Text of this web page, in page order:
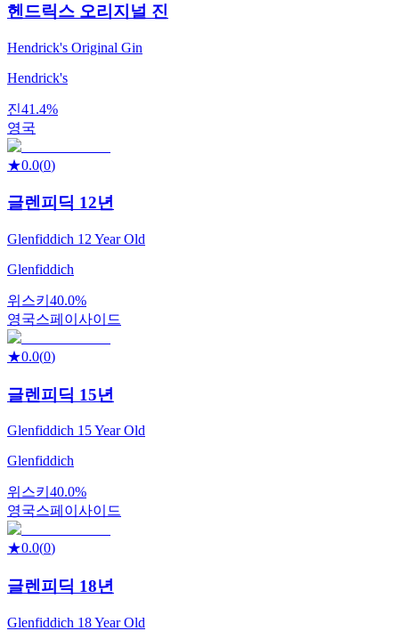
헨드릭스 오리지널 진
Hendrick's Original Gin
Hendrick's
진41.4%
영국
★0.0(0)
글렌피딕 12년
Glenfiddich 12 Year Old
Glenfiddich
위스키 40.0%
영국스페이사이드
★0.0(0)
글렌피딕 15년
Glenfiddich 15 Year Old
Glenfiddich
위스키 40.0%
영국스페이사이드
★0.0(0)
글렌피딕 18년
Glenfiddich 18 Year Old